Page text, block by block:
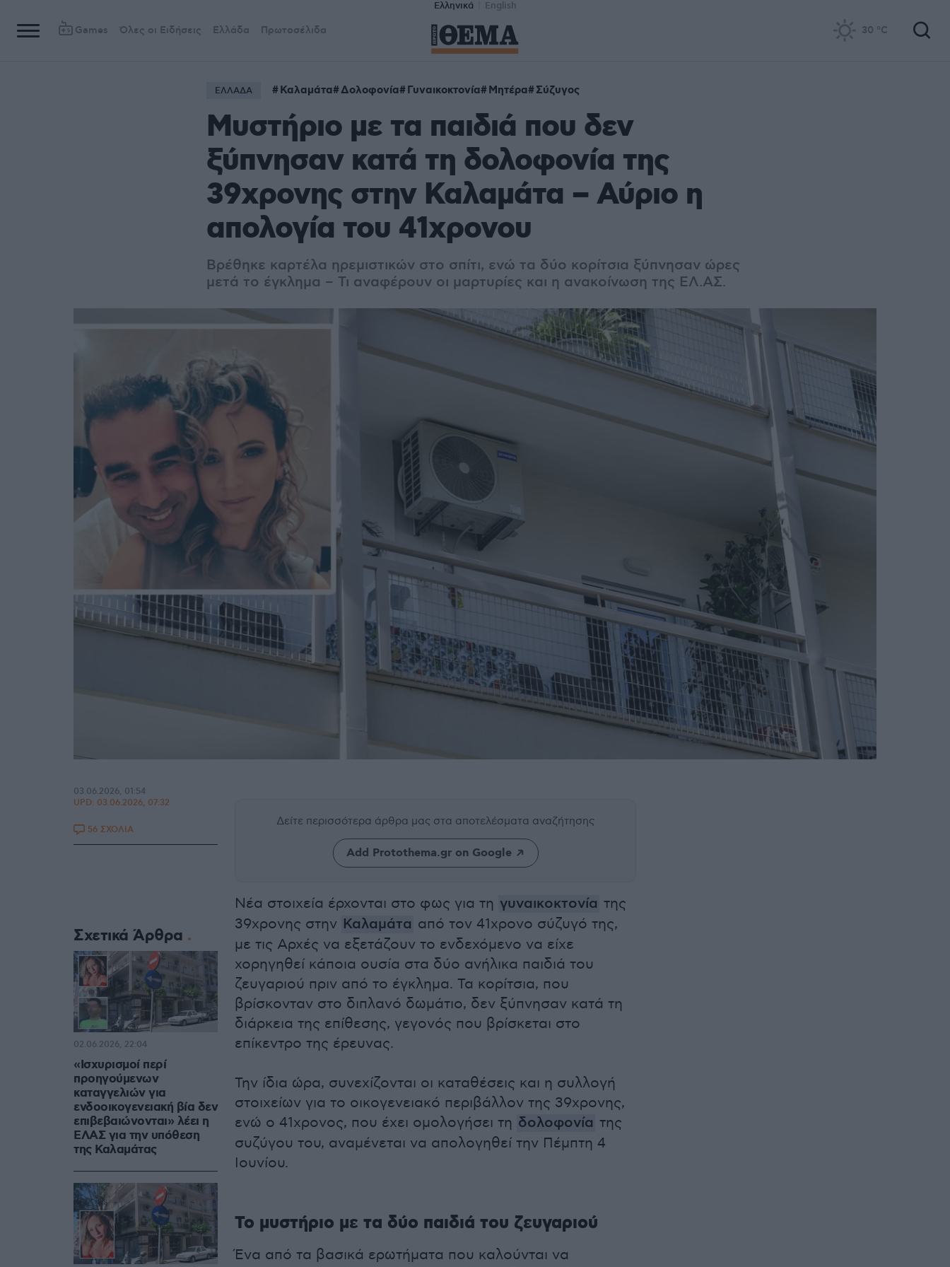
Ελληνικά English
Games Όλες οι Ειδήσεις Ελλάδα Πρωτοσέλιδα 30 °C
ΕΛΛΑΔΑ Καλαμάτα Δολοφονία Γυναικοκτονία Μητέρα Σύζυγος
Μυστήριο με τα παιδιά που δεν
ξύπνησαν κατά τη δολοφονία της
39χρονης στην Καλαμάτα – Αύριο η
απολογία του 41χρονου
Βρέθηκε καρτέλα ηρεμιστικών στο σπίτι, ενώ τα δύο κορίτσια ξύπνησαν ώρες
μετά το έγκλημα – Τι αναφέρουν οι μαρτυρίες και η ανακοίνωση της ΕΛ.ΑΣ.
Δείτε περισσότερα άρθρα μας στα αποτελέσματα αναζήτησης
Add Protothema.gr on Google
Νέα στοιχεία έρχονται στο φως για τη γυναικοκτονία της
39χρονης στην Καλαμάτα από τον 41χρονο σύζυγό της,
με τις Αρχές να εξετάζουν το ενδεχόμενο να είχε
χορηγηθεί κάποια ουσία στα δύο ανήλικα παιδιά του
ζευγαριού πριν από το έγκλημα. Τα κορίτσια, που
βρίσκονταν στο διπλανό δωμάτιο, δεν ξύπνησαν κατά τη
διάρκεια της επίθεσης, γεγονός που βρίσκεται στο
επίκεντρο της έρευνας.
Την ίδια ώρα, συνεχίζονται οι καταθέσεις και η συλλογή
στοιχείων για το οικογενειακό περιβάλλον της 39χρονης,
ενώ ο 41χρονος, που έχει ομολογήσει τη δολοφονία της
συζύγου του, αναμένεται να απολογηθεί την Πέμπτη 4
Ιουνίου.
Το μυστήριο με τα δύο παιδιά του ζευγαριού
Ένα από τα βασικά ερωτήματα που καλούνται να
03.06.2026, 01:54
UPD: 03.06.2026, 07:32
56 ΣΧΟΛΙΑ
Σχετικά Άρθρα
«Ισχυρισμοί περί
προηγούμενων
καταγγελιών για
ενδοοικογενειακή βία δεν
επιβεβαιώνονται» λέει η
ΕΛΑΣ για την υπόθεση
της Καλαμάτας
02.06.2026, 22:04